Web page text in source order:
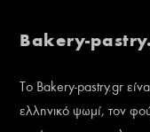
Bakery-
Το Bakery-pastry.gr
ελληνικό ψωμί, τον